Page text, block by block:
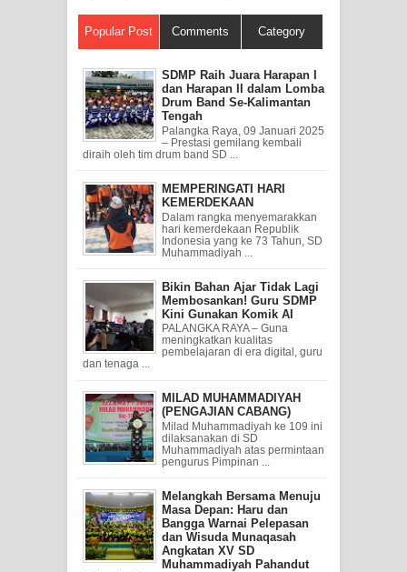
Popular Post Comments Category
SDMP Raih Juara Harapan I
dan Harapan II dalam Lomba
Drum Band Se-Kalimantan
Tengah
Palangka Raya, 09 Januari 2025
– Prestasi gemilang kembali
diraih oleh tim drum band SD ...
MEMPERINGATI HARI
KEMERDEKAAN
Dalam rangka menyemarakkan
hari kemerdekaan Republik
Indonesia yang ke 73 Tahun, SD
Muhammadiyah ...
Bikin Bahan Ajar Tidak Lagi
Membosankan! Guru SDMP
Kini Gunakan Komik AI
PALANGKA RAYA – Guna
meningkatkan kualitas
pembelajaran di era digital, guru
dan tenaga ...
MILAD MUHAMMADIYAH
(PENGAJIAN CABANG)
Milad Muhammadiyah ke 109 ini
dilaksanakan di SD
Muhammadiyah atas permintaan
pengurus Pimpinan ...
Melangkah Bersama Menuju
Masa Depan: Haru dan
Bangga Warnai Pelepasan
dan Wisuda Munaqasah
Angkatan XV SD
Muhammadiyah Pahandut